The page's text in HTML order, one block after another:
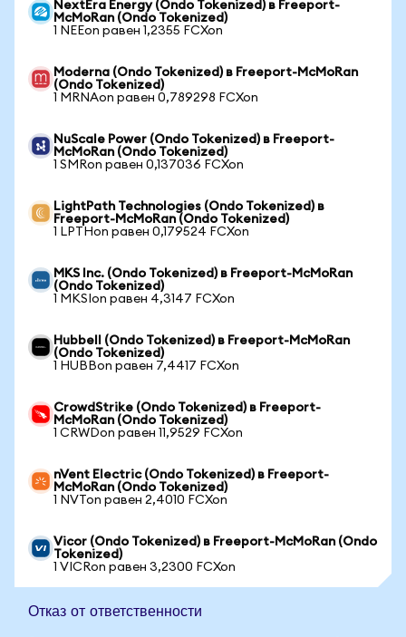
NextEra Energy (Ondo Tokenized) в Freeport-
McMoRan (Ondo Tokenized)
1 NEEon равен 1,2355 FCXon
Moderna (Ondo Tokenized) в Freeport-McMoRan
(Ondo Tokenized)
1 MRNAon равен 0,789298 FCXon
NuScale Power (Ondo Tokenized) в Freeport-
McMoRan (Ondo Tokenized)
1 SMRon равен 0,137036 FCXon
LightPath Technologies (Ondo Tokenized) в
Freeport-McMoRan (Ondo Tokenized)
1 LPTHon равен 0,179524 FCXon
MKS Inc. (Ondo Tokenized) в Freeport-McMoRan
(Ondo Tokenized)
1 MKSIon равен 4,3147 FCXon
Hubbell (Ondo Tokenized) в Freeport-McMoRan
(Ondo Tokenized)
1 HUBBon равен 7,4417 FCXon
CrowdStrike (Ondo Tokenized) в Freeport-
McMoRan (Ondo Tokenized)
1 CRWDon равен 11,9529 FCXon
nVent Electric (Ondo Tokenized) в Freeport-
McMoRan (Ondo Tokenized)
1 NVTon равен 2,4010 FCXon
Vicor (Ondo Tokenized) в Freeport-McMoRan (Ondo
Tokenized)
1 VICRon равен 3,2300 FCXon
Отказ от ответственности